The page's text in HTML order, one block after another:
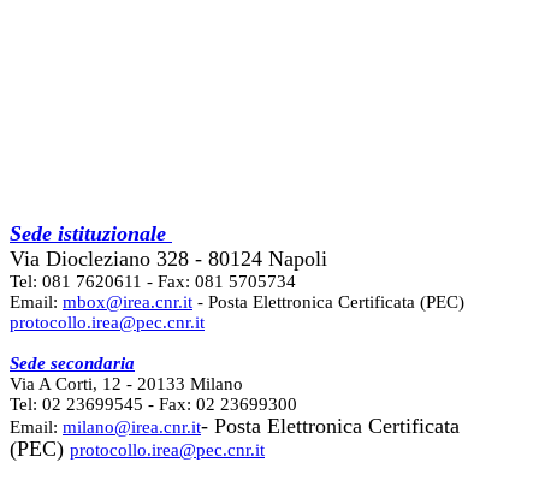
Sede istituzionale
Via Diocleziano 328 - 80124 Napoli
Tel: 081 7620611 - Fax: 081 5705734
Email: mbox@irea.cnr.it - Posta Elettronica Certificata (PEC)
protocollo.irea@pec.cnr.it
Sede secondaria
Via A Corti, 12 - 20133 Milano
Tel: 02 23699545 - Fax: 02 23699300
Email: milano@irea.cnr.it- Posta Elettronica Certificata
(PEC) protocollo.irea@pec.cnr.it